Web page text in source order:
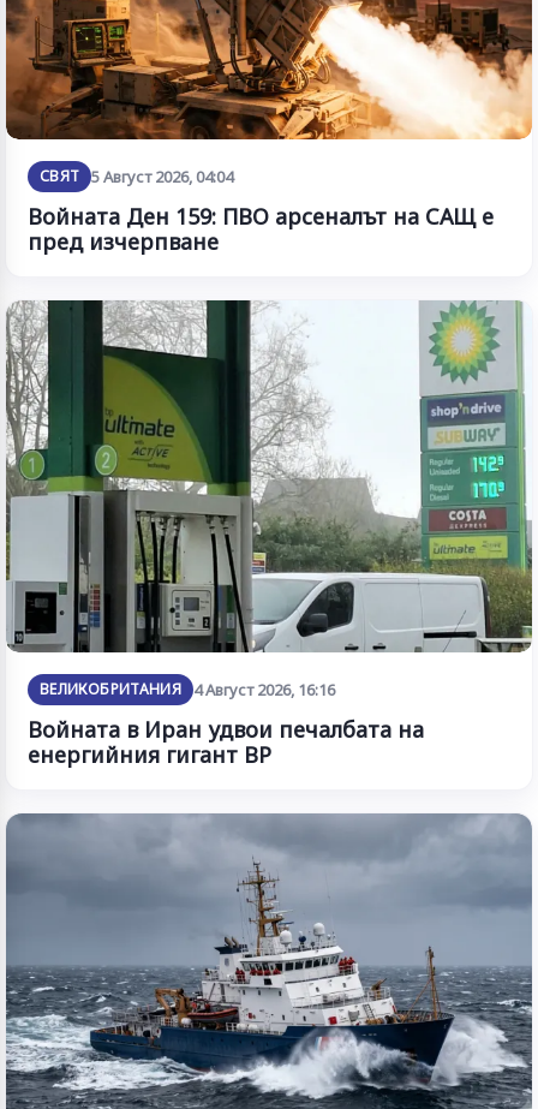
СВЯТ 5 Август 2026, 04:04
Войната Ден 159: ПВО арсеналът на САЩ е
пред изчерпване
ВЕЛИКОБРИТАНИЯ 4 Август 2026, 16:16
Войната в Иран удвои печалбата на
енергийния гигант BP